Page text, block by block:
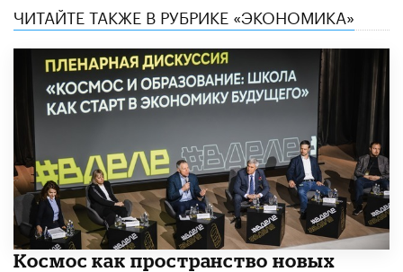
ЧИТАЙТЕ ТАКЖЕ В РУБРИКЕ «ЭКОНОМИКА»
Космос как пространство новых